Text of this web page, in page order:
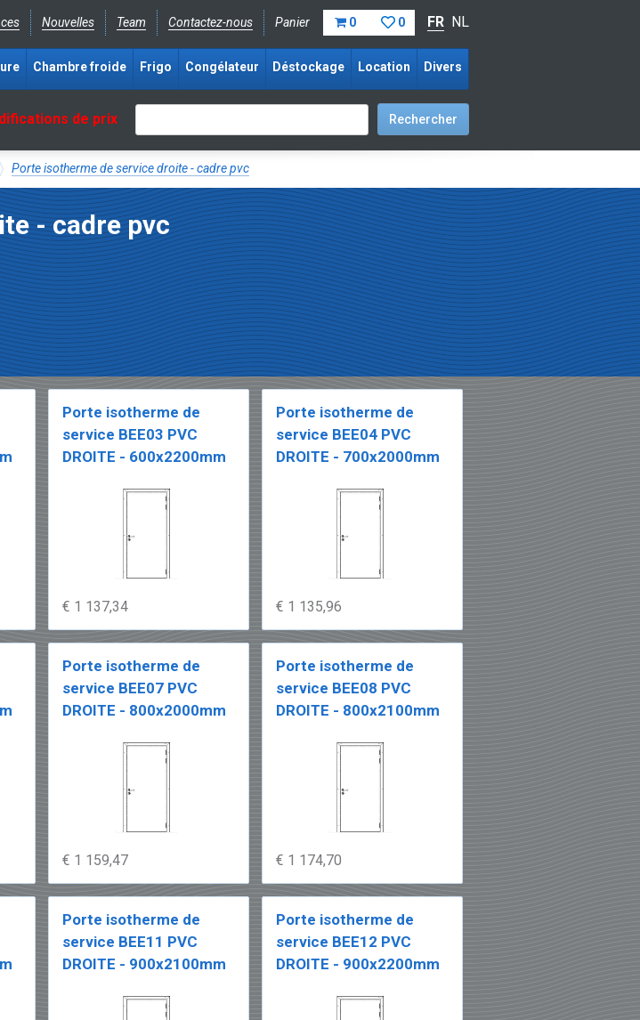
Nouvelles Team Contactez-nous Panier 0 0 FR NL
de prix
Chambre froide Frigo Congélateur Déstockage Location Divers
Porte isotherme de service droite - cadre pvc
- cadre pvc
Porte isotherme de
service BEE03 PVC
DROITE - 600x2200mm
€ 1 137,34
Porte isotherme de
service BEE04 PVC
DROITE - 700x2000mm
€ 1 135,96
Porte isotherme de
service BEE07 PVC
DROITE - 800x2000mm
€ 1 159,47
Porte isotherme de
service BEE08 PVC
DROITE - 800x2100mm
€ 1 174,70
Porte isotherme de
service BEE11 PVC
DROITE - 900x2100mm
Porte isotherme de
service BEE12 PVC
DROITE - 900x2200mm